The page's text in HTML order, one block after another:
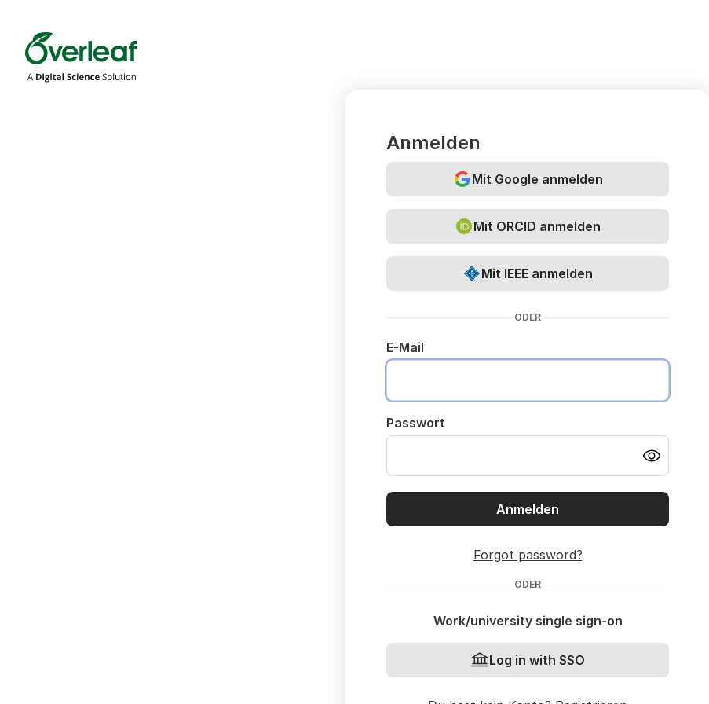
Overleaf
Anmelden
Mit Google anmelden
Mit ORCID anmelden
Mit IEEE anmelden
ODER
E-Mail
Passwort
Anmelden
Forgot password?
ODER
Work/university single sign-on
Log in with SSO